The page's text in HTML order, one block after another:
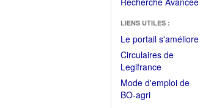
LIENS UTILES :
Le portail s'améliore(Fichier
Circulaires de
Legifrance(Ouvrir
dans
une
Mode d'emploi de
BO-agri(Ouvrir